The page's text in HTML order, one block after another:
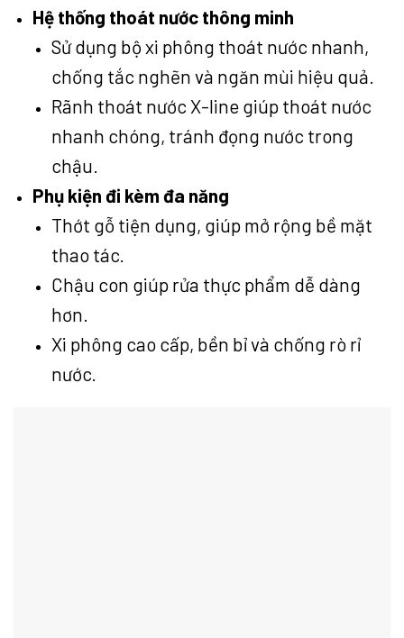
Hệ thống thoát nước thông minh
Sử dụng bộ xi phông thoát nước nhanh,
chống tắc nghẽn và ngăn mùi hiệu quả.
Rãnh thoát nước X-line giúp thoát nước
nhanh chóng, tránh đọng nước trong
chậu.
Phụ kiện đi kèm đa năng
Thớt gỗ tiện dụng, giúp mở rộng bề mặt
thao tác.
Chậu con giúp rửa thực phẩm dễ dàng
hơn.
Xi phông cao cấp, bền bỉ và chống rò rỉ
nước.